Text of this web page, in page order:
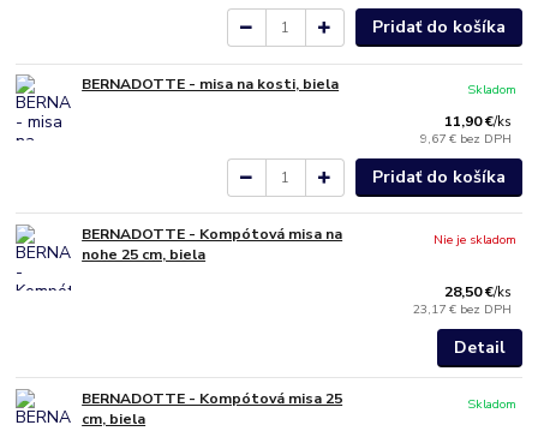
Pridať do košíka
BERNADOTTE - misa na kosti, biela
11,90 €/ks
9,67 € bez DPH
Skladom
Pridať do košíka
BERNADOTTE - Kompótová misa na
nohe 25 cm, biela
28,50 €/ks
23,17 € bez DPH
Nie je skladom
Detail
BERNADOTTE - Kompótová misa 25
cm, biela
Skladom